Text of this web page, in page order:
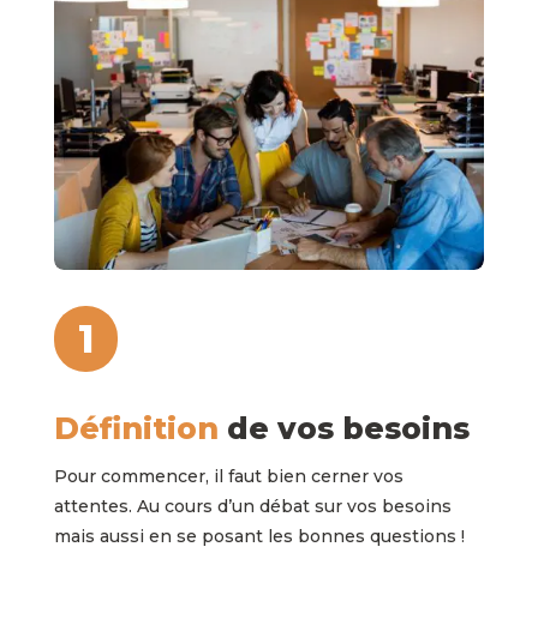
1
Définition de vos besoins
Pour commencer, il faut bien cerner vos
attentes. Au cours d’un débat sur vos besoins
mais aussi en se posant les bonnes questions !